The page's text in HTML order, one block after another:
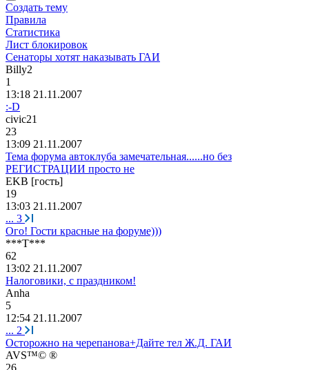
Создать тему
Правила
Статистика
Лист блокировок
Сенаторы хотят наказывать ГАИ
Billy2
1
13:18 21.11.2007
:-D
civic21
23
13:09 21.11.2007
Тема форума автоклуба замечательная......но без
РЕГИСТРАЦИИ просто не
EKB [гость]
19
13:03 21.11.2007
... 3
Ого! Гости красные на форуме)))
***Т***
62
13:02 21.11.2007
Налоговики, с праздником!
Anha
5
12:54 21.11.2007
... 2
Осторожно на черепанова+Дайте тел Ж.Д. ГАИ
AVS™© ®
26